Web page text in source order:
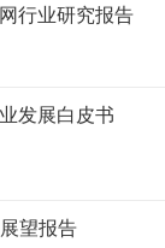
行业研究报告
发展白皮书
望报告